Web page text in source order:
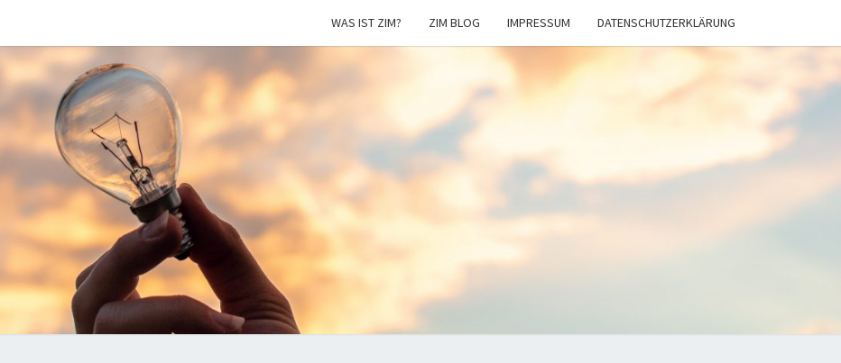
WAS IST ZIM? ZIM BLOG IMPRESSUM DATENSCHUTZERKLÄRUNG
ZIM
NEU
Aktuelles
zur ZIM
Förderung